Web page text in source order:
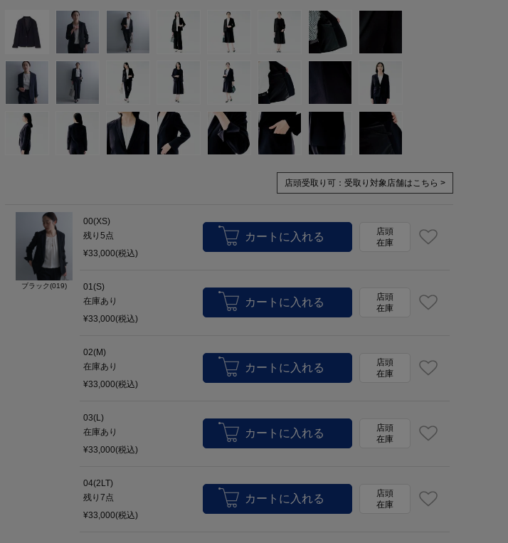
店頭受取り可： 受取り対象店舗はこちら >
ブラック(019)
00(XS)
残り 5点
¥33,000(税込)
店頭
在庫
01(S)
在庫あり
¥33,000(税込)
店頭
在庫
02(M)
在庫あり
¥33,000(税込)
店頭
在庫
03(L)
在庫あり
¥33,000(税込)
店頭
在庫
04(2LT)
残り 7点
¥33,000(税込)
店頭
在庫